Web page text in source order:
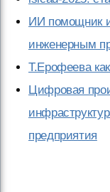
ИИ помощник
инженерным
Т.Ерофеева
Цифровая
предприятия